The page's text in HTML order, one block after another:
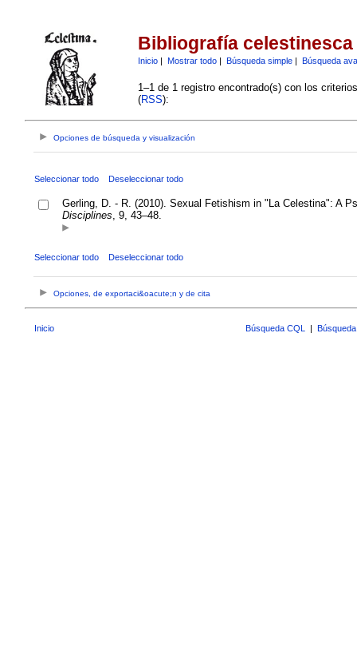
Bibliografía celestinesca
Inicio| Mostrar todo| Búsqueda simple| Búsqueda
1–1 de 1 registro encontrado(s) con los
(RSS):
Opciones de búsqueda y visualización
Seleccionar todo Deseleccionar todo
Gerling, D. - R. (2010). Sexual Fetishism in "La Celestina": A
Disciplines , 9, 43–48.
Seleccionar todo Deseleccionar todo
Opciones, de exportaci&oacute;n y de cita
Inicio Búsqueda CQL |